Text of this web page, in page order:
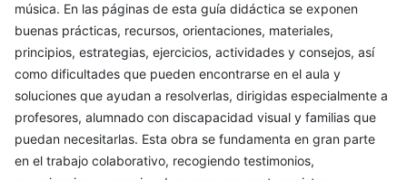
música. En las páginas de esta guía didáctica se exponen
buenas prácticas, recursos, orientaciones, materiales,
principios, estrategias, ejercicios, actividades y consejos, así
como dificultades que pueden encontrarse en el aula y
soluciones que ayudan a resolverlas, dirigidas especialmente a
profesores, alumnado con discapacidad visual y familias que
puedan necesitarlas. Esta obra se fundamenta en gran parte
en el trabajo colaborativo, recogiendo testimonios,